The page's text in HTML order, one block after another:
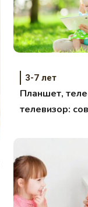
3-7 лет
Планшет,
телевизор: